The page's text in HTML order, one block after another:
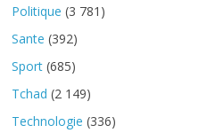
Politique (3 781)
Sante (392)
Sport (685)
Tchad (2 149)
Technologie (336)